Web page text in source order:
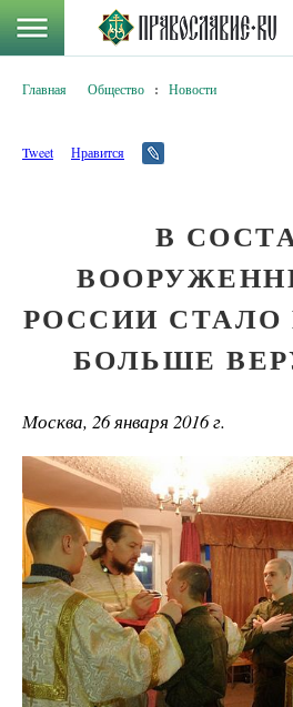
Главная Общество : Новости
Tweet Нравится
В
РОССИИ СТАЛО
БОЛЬШЕ
Москва, 26 января 2016 г.